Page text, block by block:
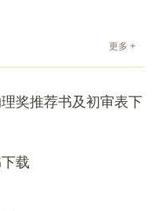
更多 +
奖推荐书及初审表下
载